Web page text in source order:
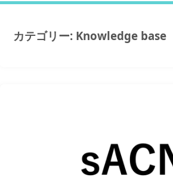
カテゴリー: Knowledge base